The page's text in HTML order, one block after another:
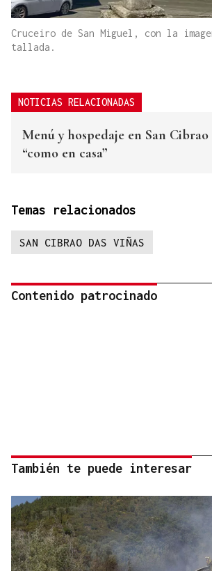
Cruceiro de San Miguel, con la
tallada.
NOTICIAS RELACIONADAS
Menú y hospedaje en San
“como en casa”
Temas relacionados
SAN CIBRAO DAS VIÑAS
Contenido patrocinado
También te puede interesar